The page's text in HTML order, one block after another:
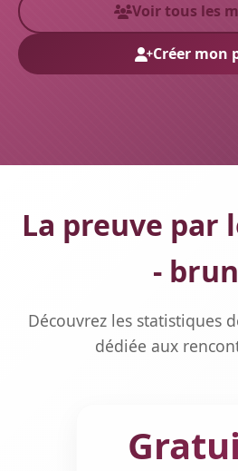
Voir tous les
Créer mon
La preuve par
-
Découvrez les statistiques
dédiée aux